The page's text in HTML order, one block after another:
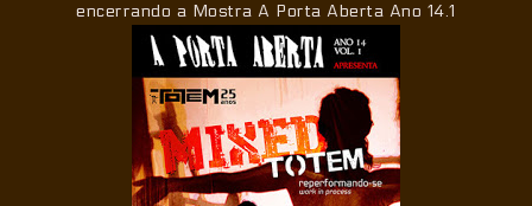
encerrando a Mostra A Porta Aberta Ano 14.1